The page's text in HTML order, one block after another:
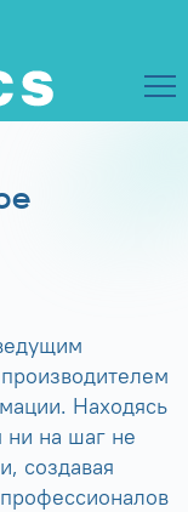
Находясь
ни на шаг не
создавая